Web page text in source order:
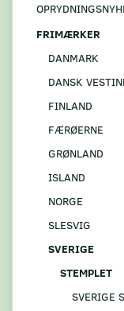
FRIMÆRKER
DANMARK
DANSK
FINLAND
FÆRØERNE
GRØNLAND
ISLAND
NORGE
SLESVIG
SVERIGE
STEMPLET
SVERIGE